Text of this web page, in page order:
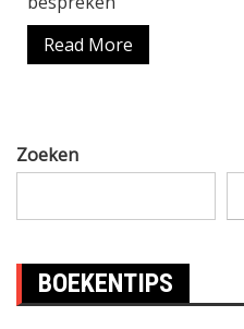
Read More
Zoeken
BOEKENTIPS